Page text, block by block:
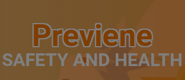
Previene
SAFETY AND HEALTH